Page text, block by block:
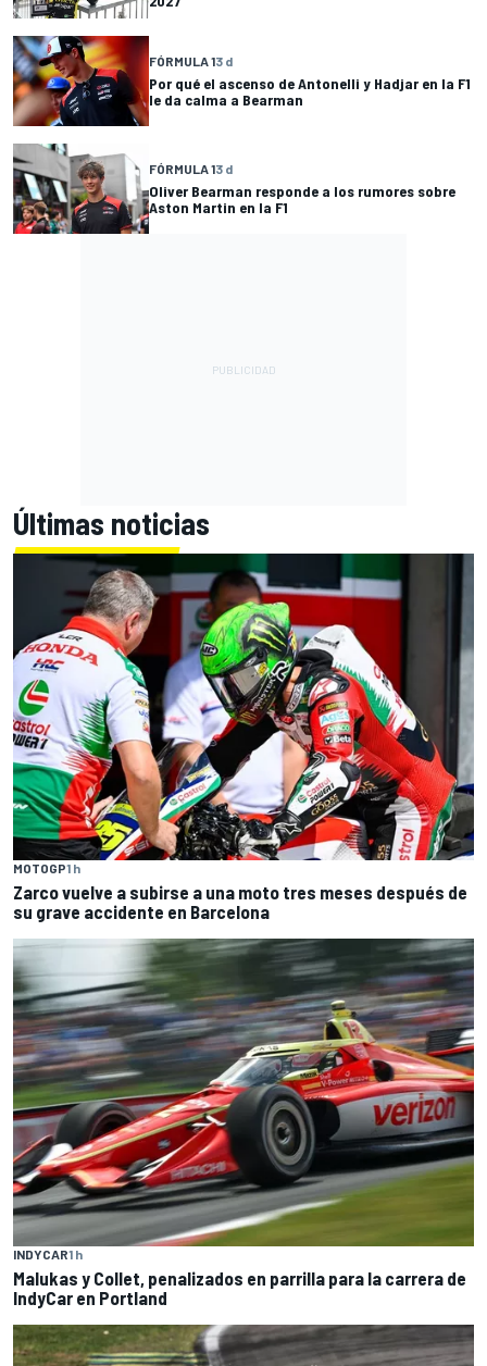
FÓRMULA 13 d
Por qué el ascenso de Antonelli y Hadjar en la F1
le da calma a Bearman
FÓRMULA 13 d
Oliver Bearman responde a los rumores sobre
Aston Martin en la F1
Últimas noticias
MOTOGP1 h
Zarco vuelve a subirse a una moto tres meses después de
su grave accidente en Barcelona
INDYCAR1 h
Malukas y Collet, penalizados en parrilla para la carrera de
IndyCar en Portland